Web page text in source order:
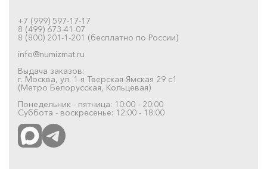
+7 (999) 597-17-17
8 (499) 673-41-07
8 (800) 201-1-201 (бесплатно по России)
info@numizmat.ru
Выдача заказов:
г. Москва, ул. 1-я Тверская-Ямская 29 с1
(Метро Белорусская, Кольцевая)
Понедельник - пятница: 10:00 - 20:00
Суббота - воскресенье: 12:00 - 18:00